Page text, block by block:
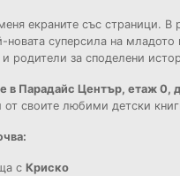
екраните със страници. В
новата суперсила на
родители за споделени
в Парадайс Център, етаж 0,
от своите любими детски
с Криско